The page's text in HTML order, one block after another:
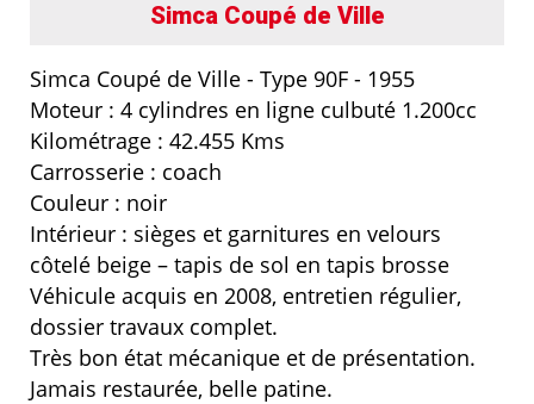
Simca Coupé de Ville
Simca Coupé de Ville - Type 90F - 1955
Moteur : 4 cylindres en ligne culbuté 1.200cc
Kilométrage : 42.455 Kms
Carrosserie : coach
Couleur : noir
Intérieur : sièges et garnitures en velours
côtelé beige – tapis de sol en tapis brosse
Véhicule acquis en 2008, entretien régulier,
dossier travaux complet.
Très bon état mécanique et de présentation.
Jamais restaurée, belle patine.